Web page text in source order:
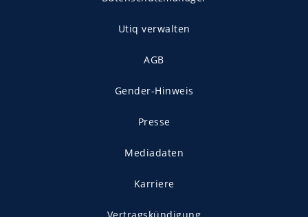
Utiq verwalten
AGB
Gender-Hinweis
Presse
Mediadaten
Karriere